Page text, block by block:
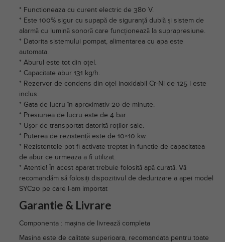
* Functioneaza cu curent electric de 380 V.
* Este 100% sigur cu supapă de siguranță dublă și sistem de
alarmă cu lumină sonoră care funcționează la suprapresiune.
* Datorita sistemului pompat, alimentarea cu apa este
automata.
* Aburul este tot din oțel.
* Capacitate abur 131 kg/h.
* Rezervor de condens din oțel inoxidabil Cr-Ni de 125 l este
inclus.
* Gata de lucru în aproximativ 20 de minute.
* Presiunea de lucru este de 4 bar.
* Ușor de transportat datorită roților sale.
* Puterea de rezistență este de 10×10 kw.
* Rezistentele pot fi activate treptat in functie de capacitatea
de abur ce urmeaza a fi utilizat.
* Atentie! În acest aparat trebuie folosită apă curată. Vă
recomandăm să folosiți dispozitivul de dedurizare a apei model
SYC20 pe care l-am importat
Garantie & Livrare
Componenta : mașina de livrează completa
Masina este de calitate superioara, recomandata pentru toate